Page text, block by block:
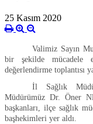
25 Kasım 2020
Valimiz Sayın
bir şekilde mücadele
değerlendirme toplantısı
İl Sağlık
Müdürümüz Dr. Öner
başkanları, ilçe sağlık
başhekimleri yer aldı.